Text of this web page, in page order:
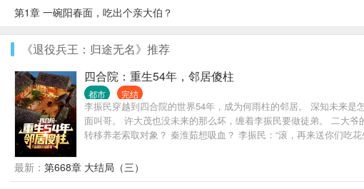
第1章 一碗阳春面，吃出个亲大伯？
《退役兵王：归途无名》推荐
四合院：重生54年，邻居傻柱
都市 完结
李振民穿越到四合院的世界54年，成为何雨柱的邻居。 深知未来
面叫哥。 许大茂也没未来的那么坏，缠着李振民要做徒弟。 二大
转移养老索取对象？ 秦淮茹想吸血？ 李振民：“滚，再来送你们吃
最新： 第668章 大结局（三）